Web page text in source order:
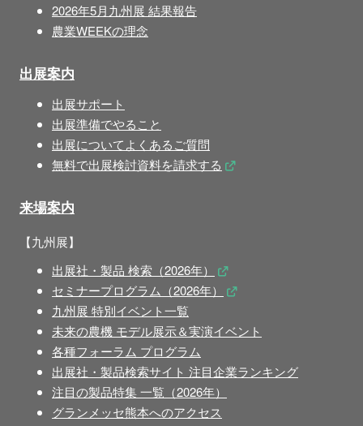
2026年5月九州展 結果報告
農業WEEKの理念
出展案内
出展サポート
出展準備でやること
出展についてよくあるご質問
無料で出展検討資料を請求する
来場案内
【九州展】
出展社・製品 検索（2026年）
セミナープログラム（2026年）
九州展 特別イベント一覧
未来の農機 モデル展示＆実演イベント
各種フォーラム プログラム
出展社・製品検索サイト 注目企業ランキング
注目の製品特集 一覧（2026年）
グランメッセ熊本へのアクセス